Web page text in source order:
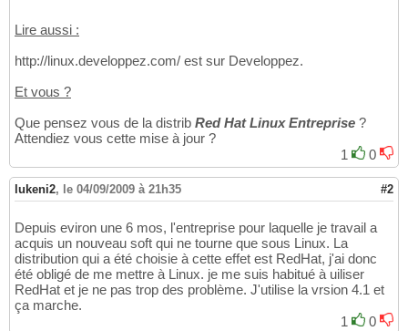
Lire aussi :
http://linux.developpez.com/ est sur Developpez.
Et vous ?
Que pensez vous de la distrib Red Hat Linux Entreprise ?
Attendiez vous cette mise à jour ?
1
0
lukeni2, le 04/09/2009 à 21h35 #2
Depuis eviron une 6 mos, l'entreprise pour laquelle je travail a
acquis un nouveau soft qui ne tourne que sous Linux. La
distribution qui a été choisie à cette effet est RedHat, j'ai donc
été obligé de me mettre à Linux. je me suis habitué à uiliser
RedHat et je ne pas trop des problème. J'utilise la vrsion 4.1 et
ça marche.
1
0